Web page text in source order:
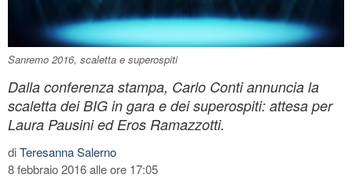
Sanremo 2016, scaletta e superospiti
Dalla conferenza stampa, Carlo Conti annuncia la
scaletta dei BIG in gara e dei superospiti: attesa per
Laura Pausini ed Eros Ramazzotti.
diTeresanna Salerno
8 febbraio 2016 alle ore 17:05